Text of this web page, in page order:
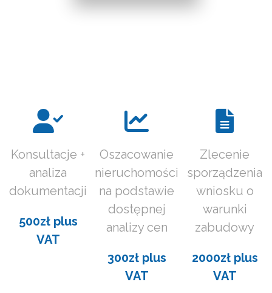
Konsultacje +
analiza
dokumentacji
500zł plus
VAT
Oszacowanie
nieruchomości
na podstawie
dostępnej
analizy cen
300zł plus
VAT
Zlecenie
sporządzenia
wniosku o
warunki
zabudowy
2000zł plus
VAT